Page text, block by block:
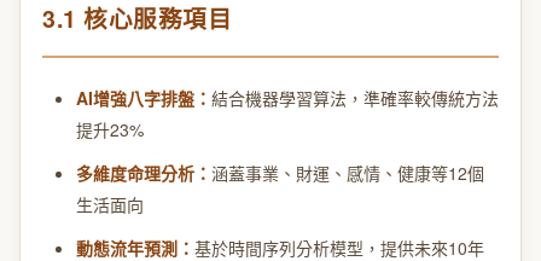
3.1 核心服務項目
AI增強八字排盤： 結合機器學習算法，準確率較傳統方法
提升23%
多維度命理分析： 涵蓋事業、財運、感情、健康等12個
生活面向
動態流年預測： 基於時間序列分析模型，提供未來10年